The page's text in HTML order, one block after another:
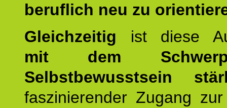
beruflich neu zu
Gleichzeitig ist diese
mit dem
Selbstbewusstsein
faszinierender Zugang